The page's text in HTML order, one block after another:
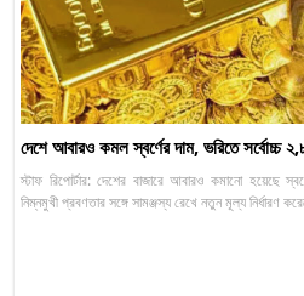
দেশে আবারও কমল স্বর্ণের দাম, ভরিতে সর্বোচ্চ
স্টাফ রিপোর্টার: দেশের বাজারে আবারও কমানো হয়েছে
নিম্নমুখী প্রবণতার সঙ্গে সামঞ্জস্য রেখে নতুন মূল্য নির্ধারণ